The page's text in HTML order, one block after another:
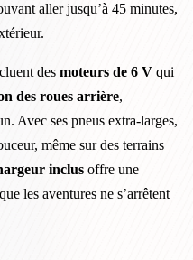
aller jusqu’à 45 minutes,
des moteurs de 6 V qui
des roues arrière,
Avec ses pneus extra-larges,
même sur des terrains
inclus offre une
les aventures ne s’arrêtent